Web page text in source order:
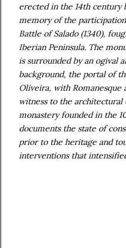
erected in the 14th century
memory of the
Battle of Salado (1340),
Iberian Peninsula. The
is surrounded by an ogival
background, the portal of
Oliveira, with Romanesque
witness to the
monastery founded in the
documents the state of
prior to the heritage and
interventions that